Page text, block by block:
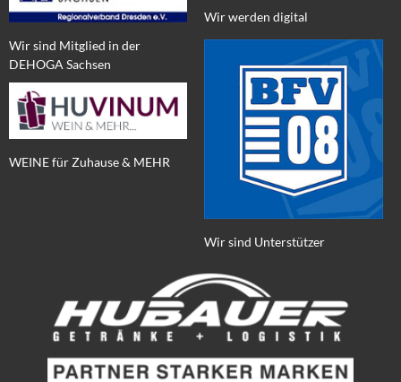
Wir sind Mitglied in der
DEHOGA Sachsen
WEINE für Zuhause & MEHR
Wir werden digital
Wir sind Unterstützer